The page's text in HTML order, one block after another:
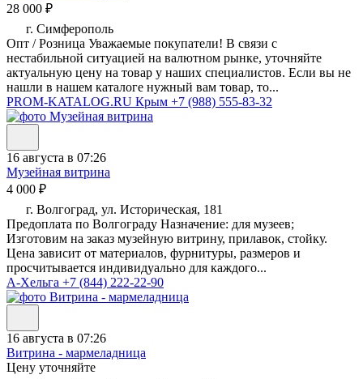
28 000 ₽
г. Симферополь
Опт / Розница Уважаемые покупатели! В связи с
нестабильной ситуацией на валютном рынке, уточняйте
актуальную цену на товар у наших специалистов. Если вы не
нашли в нашем каталоге нужный вам товар, то...
PROM-KATALOG.RU Крым +7 (988) 555-83-32
16 августа в 07:26
Музейная витрина
4 000 ₽
г. Волгоград, ул. Историческая, 181
Предоплата по Волгограду Назначение: для музеев;
Изготовим на заказ музейную витрину, прилавок, стойку.
Цена зависит от материалов, фурнитуры, размеров и
просчитывается индивидуально для каждого...
А-Хельга +7 (844) 222-22-90
16 августа в 07:26
Витрина - мармеладница
Цену уточняйте